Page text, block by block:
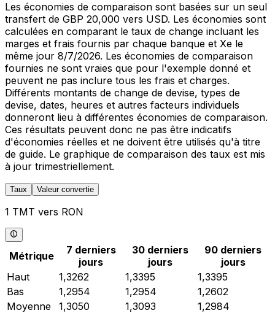
Les économies de comparaison sont basées sur un seul
transfert de GBP 20,000 vers USD. Les économies sont
calculées en comparant le taux de change incluant les
marges et frais fournis par chaque banque et Xe le
même jour 8/7/2026. Les économies de comparaison
fournies ne sont vraies que pour l'exemple donné et
peuvent ne pas inclure tous les frais et charges.
Différents montants de change de devise, types de
devise, dates, heures et autres facteurs individuels
donneront lieu à différentes économies de comparaison.
Ces résultats peuvent donc ne pas être indicatifs
d'économies réelles et ne doivent être utilisés qu'à titre
de guide. Le graphique de comparaison des taux est mis
à jour trimestriellement.
Taux Valeur convertie
1 TMT vers RON
Métrique
7 derniers
jours
30 derniers
jours
90 derniers
jours
Haut
1,3262 1,3395
1,3395
Bas
1,2954 1,2954
1,2602
Moyenne
1,3050 1,3093
1,2984